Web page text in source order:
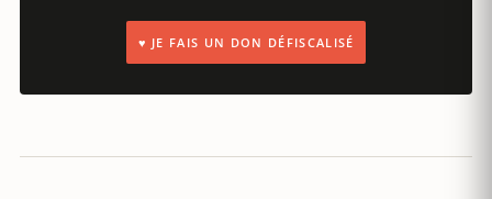
♥ JE FAIS UN DON DÉFISCALISÉ